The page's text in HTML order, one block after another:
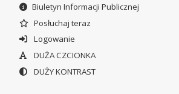
Biuletyn Informacji Publicznej
Posłuchaj teraz
Logowanie
DUŻA CZCIONKA
DUŻY KONTRAST